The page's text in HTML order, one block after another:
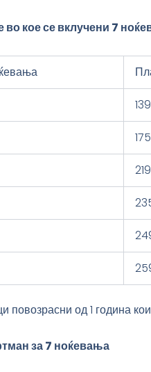
во кое се вклучени 7
повозрасни од 1 година
за 7 ноќевања